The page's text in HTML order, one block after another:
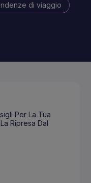
di viaggio
Per La Tua
Ripresa Dal